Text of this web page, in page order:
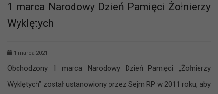
1 marca Narodowy Dzień Pamięci Żołnierzy
Wyklętych
1 marca 2021
Obchodzony 1 marca Narodowy Dzień Pamięci „Żołnierzy
Wyklętych” został ustanowiony przez Sejm RP w 2011 roku, aby